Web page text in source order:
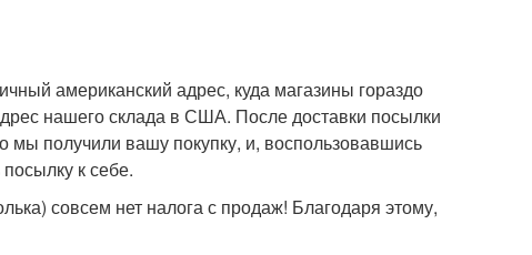
американский адрес, куда магазины гораздо
нашего склада в США. После доставки посылки
мы получили вашу покупку, и, воспользовавшись
к себе.
совсем нет налога с продаж! Благодаря этому,